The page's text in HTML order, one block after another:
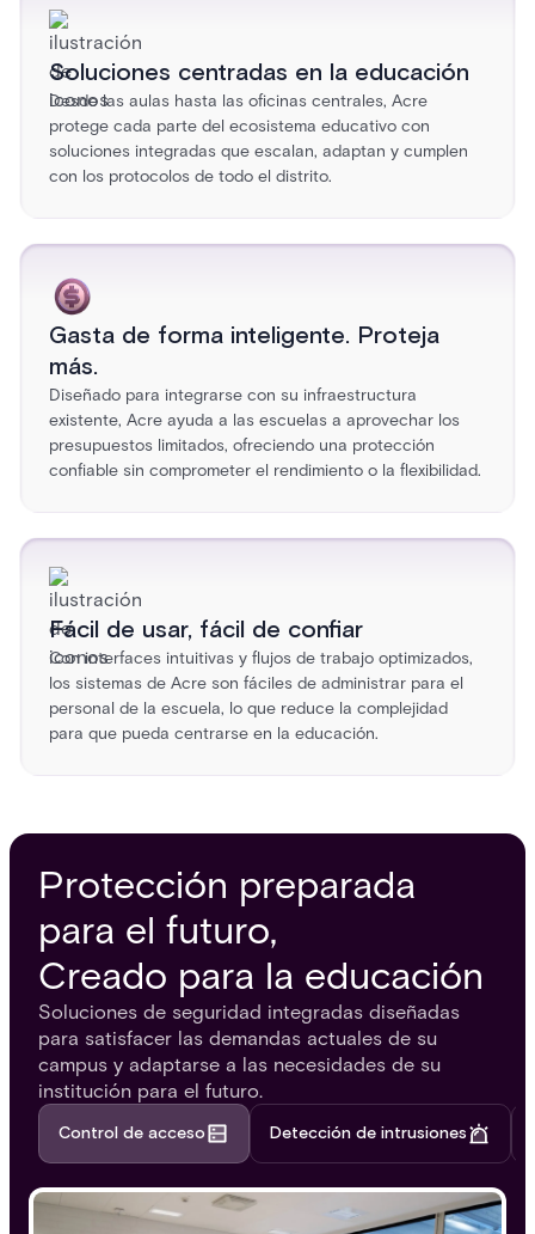
Soluciones centradas en la educación
Desde las aulas hasta las oficinas centrales, Acre
protege cada parte del ecosistema educativo con
soluciones integradas que escalan, adaptan y cumplen
con los protocolos de todo el distrito.
Gasta de forma inteligente. Proteja
más.
Diseñado para integrarse con su infraestructura
existente, Acre ayuda a las escuelas a aprovechar los
presupuestos limitados, ofreciendo una protección
confiable sin comprometer el rendimiento o la flexibilidad.
Fácil de usar, fácil de confiar
Con interfaces intuitivas y flujos de trabajo optimizados,
los sistemas de Acre son fáciles de administrar para el
personal de la escuela, lo que reduce la complejidad
para que pueda centrarse en la educación.
Protección preparada
para el futuro,
Creado para la educación
Soluciones de seguridad integradas diseñadas
para satisfacer las demandas actuales de su
campus y adaptarse a las necesidades de su
institución para el futuro.
Control de acceso Detección de intrusiones